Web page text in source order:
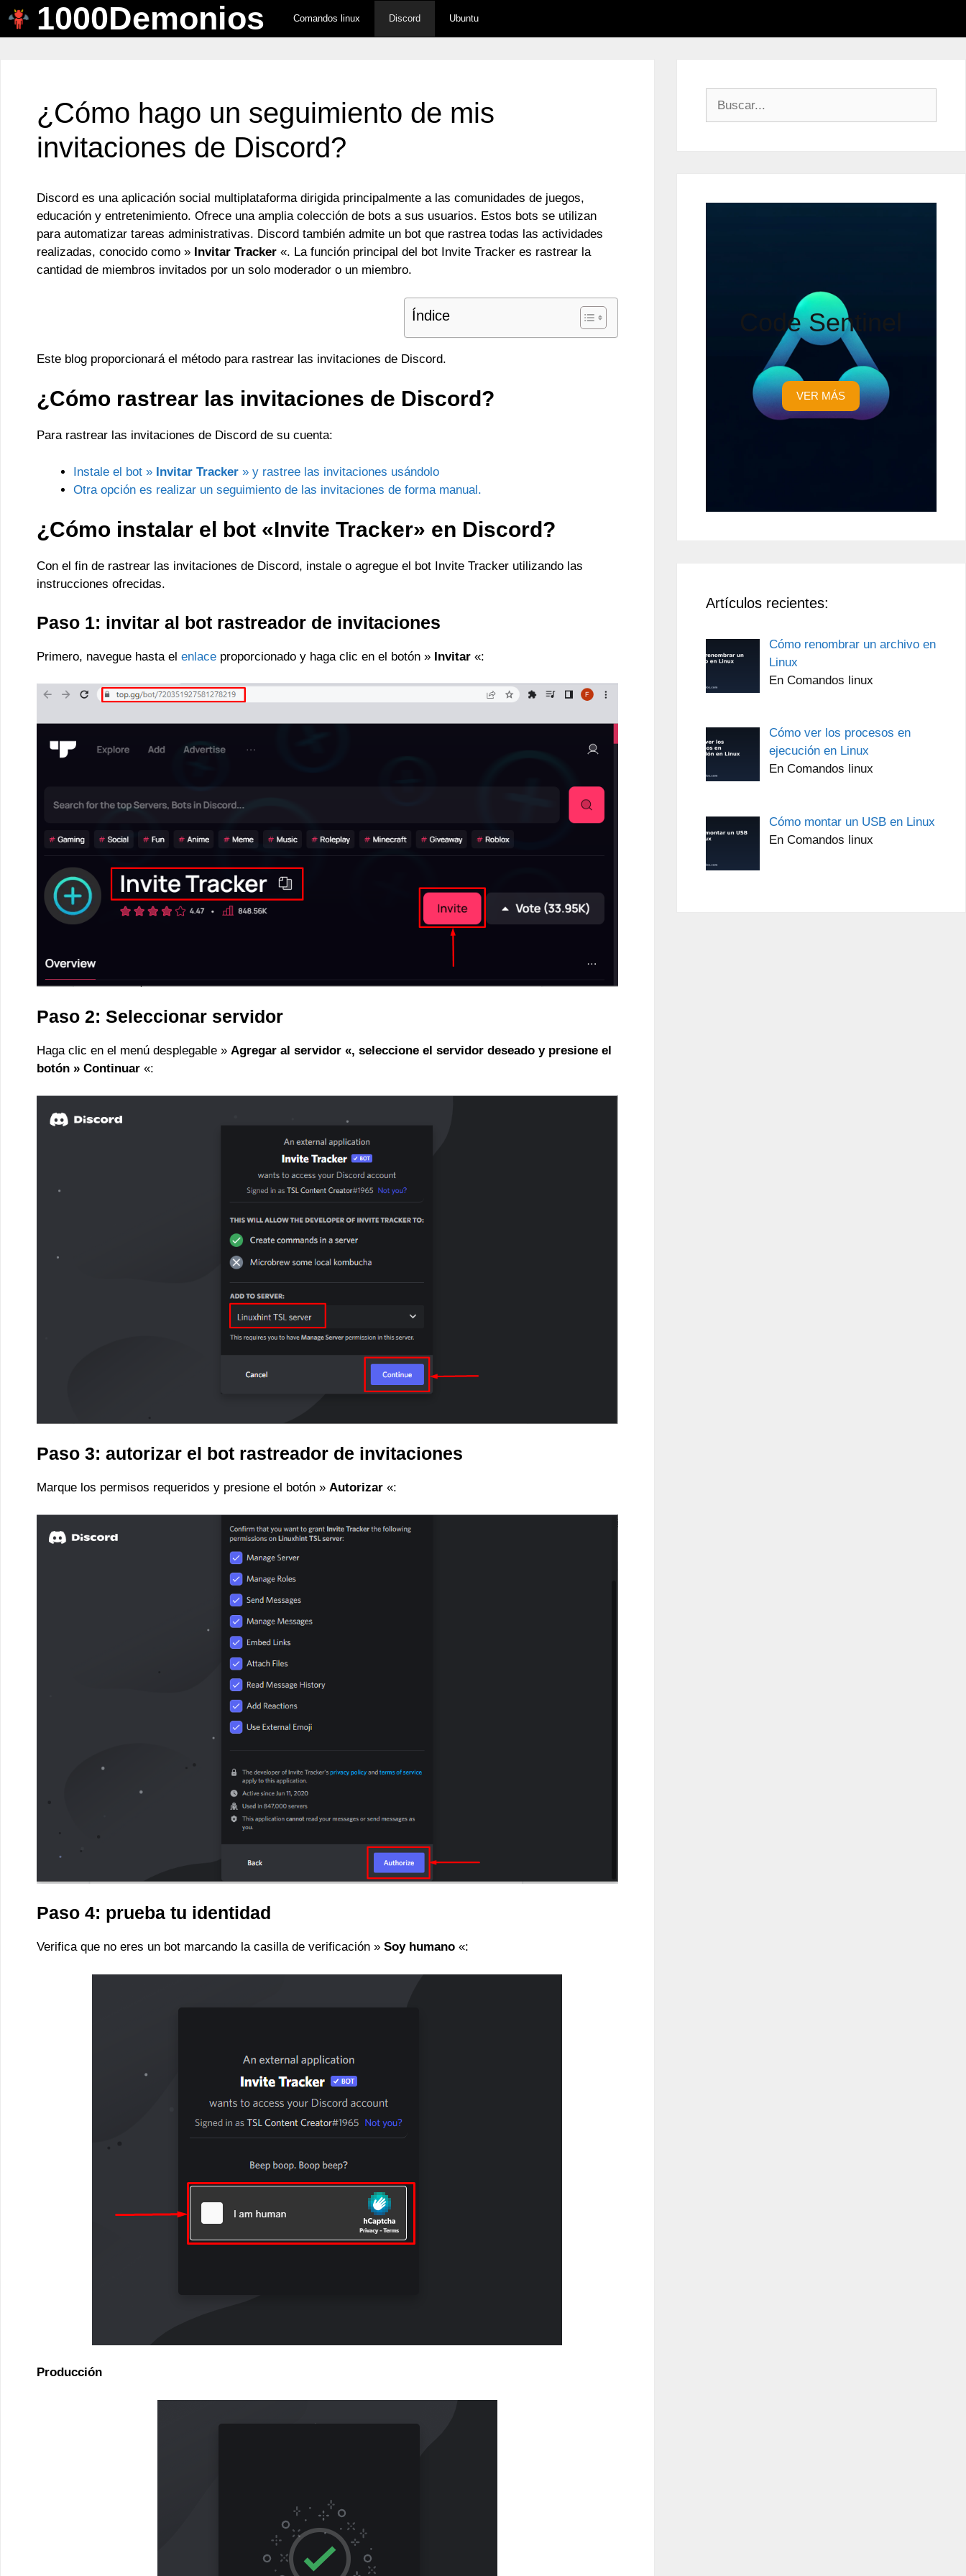
Saltar
1000Demonios Comandos linux Discord Ubuntu
¿Cómo hago un seguimiento de mis
invitaciones de Discord?
Discord es una aplicación social multiplataforma dirigida principalmente a las comunidades de juegos,
educación y entretenimiento. Ofrece una amplia colección de bots a sus usuarios. Estos bots se utilizan
para automatizar tareas administrativas. Discord también admite un bot que rastrea todas las actividades
realizadas, conocido como » Invitar Tracker «. La función principal del bot Invite Tracker es rastrear la
cantidad de miembros invitados por un solo moderador o un miembro.
Índice
Este blog proporcionará el método para rastrear las invitaciones de Discord.
¿Cómo rastrear las invitaciones de Discord?
Para rastrear las invitaciones de Discord de su cuenta:
Instale el bot » Invitar Tracker » y rastree las invitaciones usándolo
Otra opción es realizar un seguimiento de las invitaciones de forma manual.
¿Cómo instalar el bot «Invite Tracker» en Discord?
Con el fin de rastrear las invitaciones de Discord, instale o agregue el bot Invite Tracker utilizando las
instrucciones ofrecidas.
Paso 1: invitar al bot rastreador de invitaciones
Primero, navegue hasta el enlace proporcionado y haga clic en el botón » Invitar «:
Paso 2: Seleccionar servidor
Haga clic en el menú desplegable » Agregar al servidor «, seleccione el servidor deseado y presione el
botón » Continuar «:
Paso 3: autorizar el bot rastreador de invitaciones
Marque los permisos requeridos y presione el botón » Autorizar «:
Paso 4: prueba tu identidad
Verifica que no eres un bot marcando la casilla de verificación » Soy humano «:
Producción
Code Sentinel
VER MÁS
Artículos recientes:
Cómo renombrar un archivo en
Linux
En Comandos linux
Cómo ver los procesos en
ejecución en Linux
En Comandos linux
Cómo montar un USB en Linux
En Comandos linux